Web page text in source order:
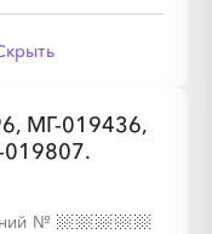
МГ-019436,
№